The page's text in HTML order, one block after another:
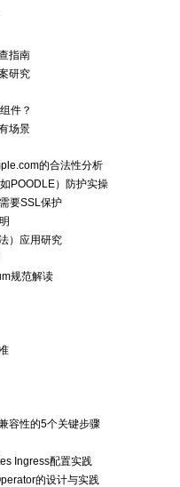
指南
研究
件？
场景
的合法性分析
POODLE）防护实操
要SSL保护
）应用研究
规范解读
容性的5个关键步骤
Ingress配置实践
的设计与实践